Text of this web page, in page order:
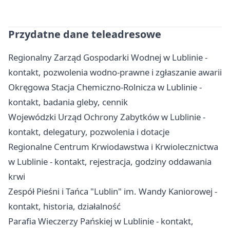
Przydatne dane teleadresowe
Regionalny Zarząd Gospodarki Wodnej w Lublinie -
kontakt, pozwolenia wodno-prawne i zgłaszanie awarii
Okręgowa Stacja Chemiczno-Rolnicza w Lublinie -
kontakt, badania gleby, cennik
Wojewódzki Urząd Ochrony Zabytków w Lublinie -
kontakt, delegatury, pozwolenia i dotacje
Regionalne Centrum Krwiodawstwa i Krwiolecznictwa
w Lublinie - kontakt, rejestracja, godziny oddawania
krwi
Zespół Pieśni i Tańca "Lublin" im. Wandy Kaniorowej -
kontakt, historia, działalność
Parafia Wieczerzy Pańskiej w Lublinie - kontakt,